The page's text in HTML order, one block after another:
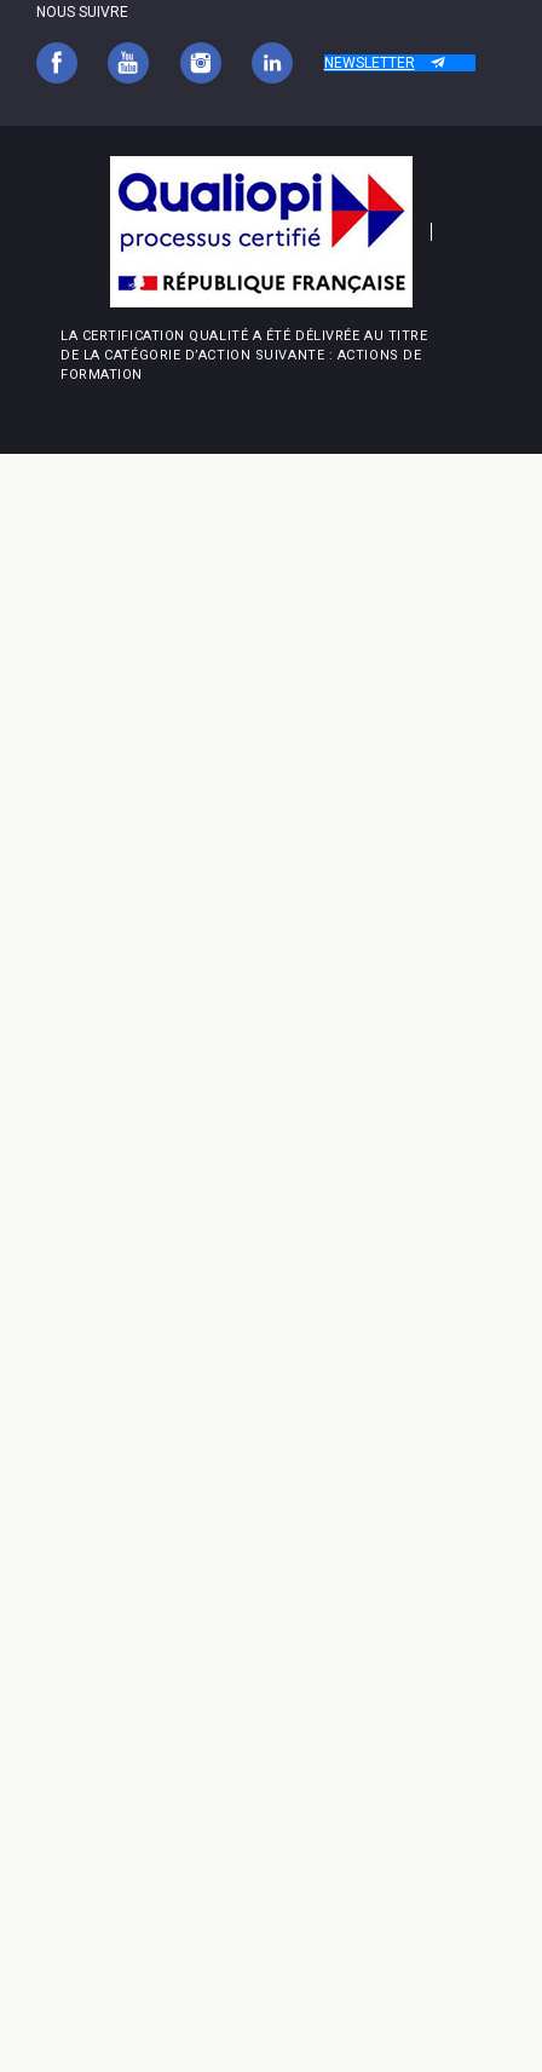
NOUS SUIVRE
NEWSLETTER
LA CERTIFICATION QUALITÉ A ÉTÉ DÉLIVRÉE AU TITRE
DE LA CATÉGORIE D’ACTION SUIVANTE : ACTIONS DE
FORMATION